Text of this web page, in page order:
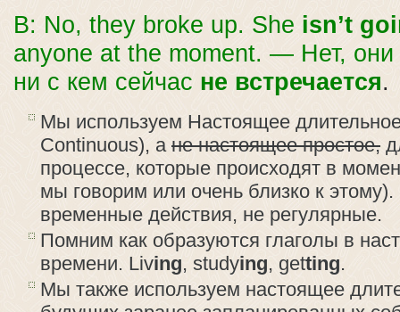
B: No, they broke up. She isn’t
anyone at the moment. — Нет, они
ни с кем сейчас не встречается.
Мы используем Настоящее
Continuous), а не настоящее простое,
процессе, которые происходят в
мы говорим или очень близко к
временные действия, не регулярные.
Помним как образуются глаголы в
времени. Living, studying, getting.
Мы также используем настоящее